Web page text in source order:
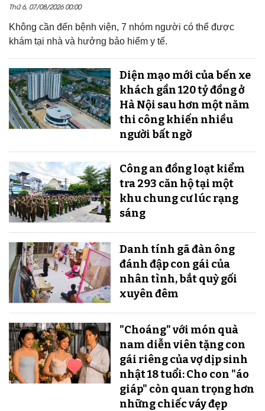
Thứ 6, 07/08/2026 00:00
Không cần đến bệnh viện, 7 nhóm người có thể được
khám tại nhà và hưởng bảo hiểm y tế.
Diện mạo mới của bến xe
khách gần 120 tỷ đồng ở
Hà Nội sau hơn một năm
thi công khiến nhiều
người bất ngờ
Công an đồng loạt kiểm
tra 293 căn hộ tại một
khu chung cư lúc rạng
sáng
Danh tính gã đàn ông
đánh đập con gái của
nhân tình, bắt quỳ gối
xuyên đêm
"Choáng" với món quà
nam diễn viên tặng con
gái riêng của vợ dịp sinh
nhật 18 tuổi: Cho con "áo
giáp" còn quan trọng hơn
những chiếc váy đẹp